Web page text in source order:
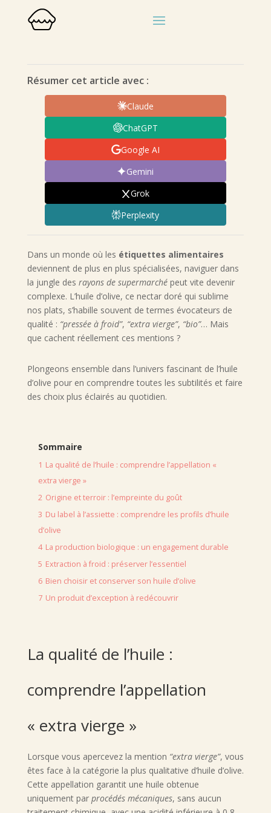
Résumer cet article avec :
Claude
ChatGPT
Google AI
Gemini
Grok
Perplexity
Dans un monde où les étiquettes alimentaires
deviennent de plus en plus spécialisées, naviguer dans
la jungle des rayons de supermarchépeut vite devenir
complexe. L’huile d’olive, ce nectar doré qui sublime
nos plats, s’habille souvent de termes évocateurs de
qualité : “pressée à froid”, “extra vierge”, “bio”… Mais
que cachent réellement ces mentions ?
Plongeons ensemble dans l’univers fascinant de l’huile
d’olive pour en comprendre toutes les subtilités et faire
des choix plus éclairés au quotidien.
Sommaire
1 La qualité de l’huile : comprendre l’appellation «
extra vierge »
2 Origine et terroir : l’empreinte du goût
3 Du label à l’assiette : comprendre les profils d’huile
d’olive
4 La production biologique : un engagement durable
5 Extraction à froid : préserver l’essentiel
6 Bien choisir et conserver son huile d’olive
7 Un produit d’exception à redécouvrir
La qualité de l’huile :
comprendre l’appellation
« extra vierge »
Lorsque vous apercevez la mention “extra vierge”, vous
êtes face à la catégorie la plus qualitative d’huile d’olive.
Cette appellation garantit une huile obtenue
uniquement par procédés mécaniques, sans aucun